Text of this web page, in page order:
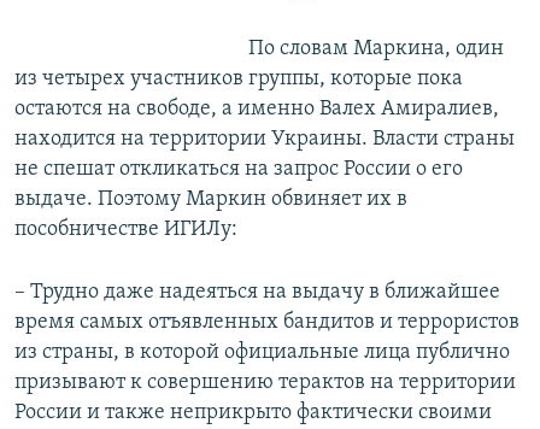
По словам Маркина, один
из четырех участников группы, которые пока
остаются на свободе, а именно Валех Амиралиев,
находится на территории Украины. Власти страны
не спешат откликаться на запрос России о его
выдаче. Поэтому Маркин обвиняет их в
пособничестве ИГИЛу:
– Трудно даже надеяться на выдачу в ближайшее
время самых отъявленных бандитов и террористов
из страны, в которой официальные лица публично
призывают к совершению терактов на территории
России и также неприкрыто фактически своими